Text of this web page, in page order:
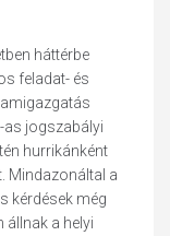
háttérbe
feladat- és
as jogszabályi
hurrikánként
Mindazonáltal a
kérdések még
a helyi